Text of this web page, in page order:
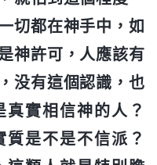
切都在神手中，如
神許可，人應該有
没有這個認識，也
實相信神的人？
質是不是不信派？